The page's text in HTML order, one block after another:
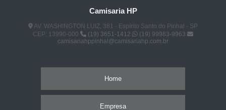
Camisaria HP
AV. WASHINGTON LUIZ, 381 - Espírito Santo do Pinhal - SP
CEP: 13990-000
(19) 3651-1412
(19) 99983-9963
camisariahppinhal@camisariahp.com.br
Home
Empresa